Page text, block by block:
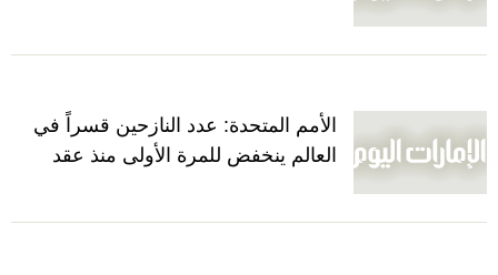
الأمم المتحدة: عدد النازحين قسراً في
العالم ينخفض للمرة الأولى منذ عقد